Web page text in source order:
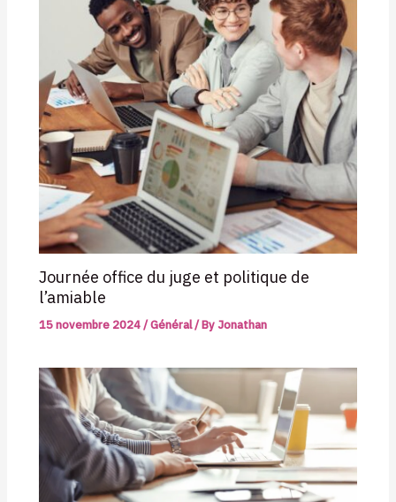
Journée office du juge et politique de
l’amiable
15 novembre 2024/Général/ ByJonathan